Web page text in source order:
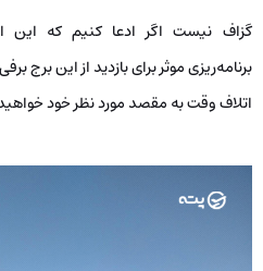
گزاف نیست اگر ادعا کنیم که این
برنامه‌ریزی موثر برای بازدید از این
اتلاف وقت به مقصد مورد نظر خود